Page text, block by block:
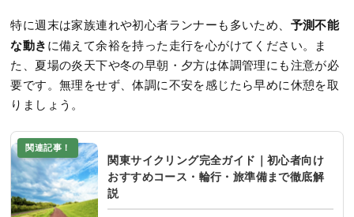
特に週末は家族連れや初心者ランナーも多いため、 予測不能
な動き に備えて余裕を持った走行を心がけてください。ま
た、夏場の炎天下や冬の早朝・夕方は体調管理にも注意が必
要です。無理をせず、体調に不安を感じたら早めに休憩を取
りましょう。
関連記事！
関東サイクリング完全ガイド｜初心者向け
おすすめコース・輪行・旅準備まで徹底解
説